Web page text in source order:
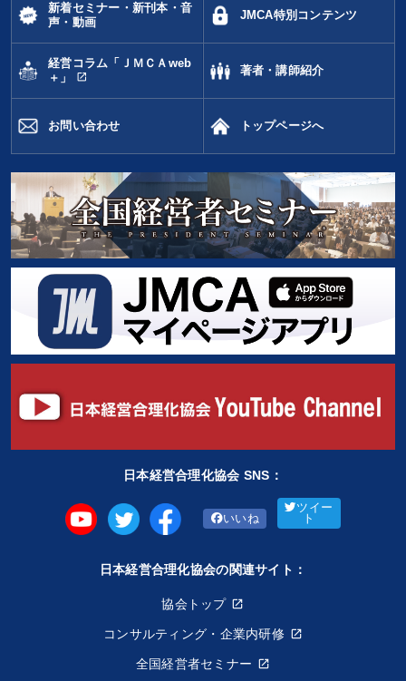
新着セミナー・新刊本・音
声・動画
JMCA特別コンテンツ
経営コラム「ＪＭＣＡweb
＋」
open_in_new
著者・講師紹介
お問い合わせ トップページへ
日本経営合理化協会 SNS：
いいね
ツイー
ト
日本経営合理化協会の関連サイト：
協会トップ
コンサルティング・企業内研修
全国経営者セミナー